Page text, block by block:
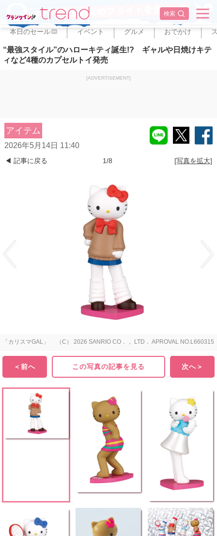
検索
✕
本日のセール PR イベント グルメ おでかけ
“最強スタイル”のハローキティ誕生!? ギャルや日焼けキテ
ィなど4種のカプセルトイ発売
[ADVERTISEMENT]
アイテム
2026年5月14日 11:40
◀ 記事に戻る 1/8 [写真を拡大]
「カリスマGAL」 （C） 2026 SANRIO CO．， LTD． APROVAL NO.L660315
＜前へ この写真の記事を見る 次へ＞